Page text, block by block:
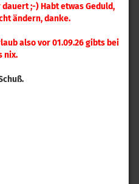
;-) Habt etwas Geduld,
ändern, danke.
also vor 01.09.26 gibts bei
nix.